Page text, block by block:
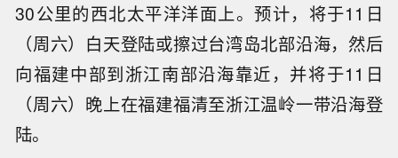
30公里的西北太平洋洋面上。预计，将于11日
（周六）白天登陆或擦过台湾岛北部沿海，然后
向福建中部到浙江南部沿海靠近，并将于11日
（周六）晚上在福建福清至浙江温岭一带沿海登
陆。